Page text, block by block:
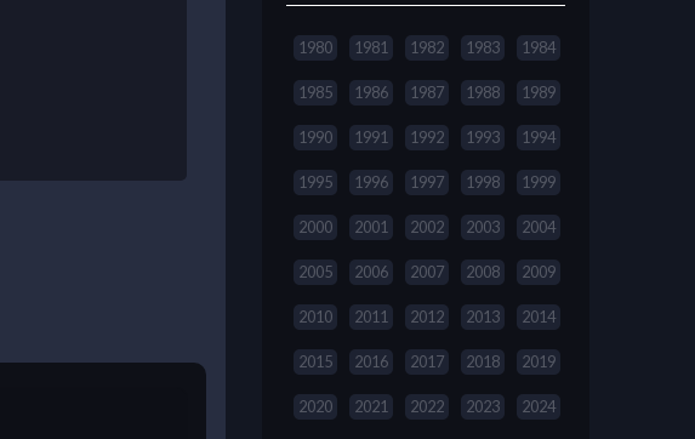
1980 1981 1982 1983 1984
1985 1986 1987 1988 1989
1990 1991 1992 1993 1994
1995 1996 1997 1998 1999
2000 2001 2002 2003 2004
2005 2006 2007 2008 2009
2010 2011 2012 2013 2014
2015 2016 2017 2018 2019
2020 2021 2022 2023 2024